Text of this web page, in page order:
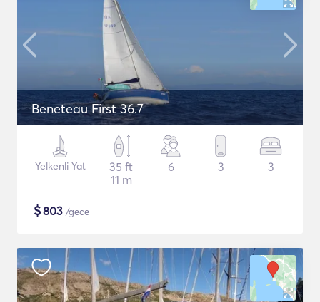
Beneteau First 36.7
Yelkenli Yat
35 ft
11 m
6 3 3
$803 /gece